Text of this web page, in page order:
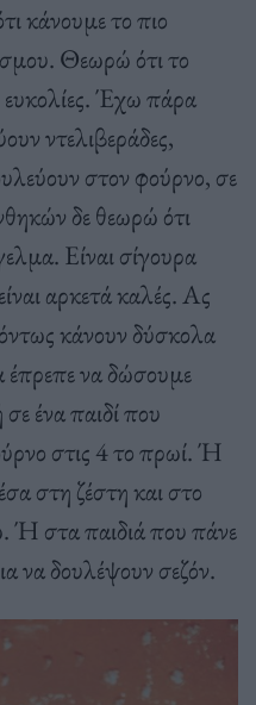
κάνουμε το πιο
Θεωρώ ότι το
ευκολίες. Έχω πάρα
ντελιβεράδες,
στον φούρνο, σε
δε θεωρώ ότι
Είναι σίγουρα
αρκετά καλές. Ας
κάνουν δύσκολα
να δώσουμε
ένα παιδί που
στις 4 το πρωί. Ή
στη ζέστη και στο
Ή στα παιδιά που πάνε
να δουλέψουν σεζόν.